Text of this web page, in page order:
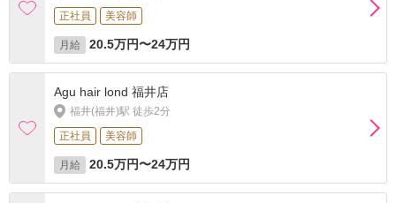
正社員
美容師
月給 20.5万円〜24万円
Agu hair lond 福井店
福井(福井)駅 徒歩2分
正社員
美容師
月給 20.5万円〜24万円